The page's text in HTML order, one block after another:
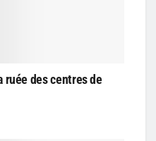
ruée des centres de